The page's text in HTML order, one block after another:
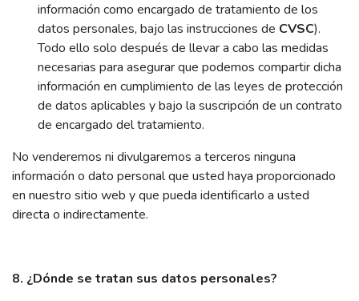
información como encargado de tratamiento de los
datos personales, bajo las instrucciones de CVSC).
Todo ello solo después de llevar a cabo las medidas
necesarias para asegurar que podemos compartir dicha
información en cumplimiento de las leyes de protección
de datos aplicables y bajo la suscripción de un contrato
de encargado del tratamiento.
No venderemos ni divulgaremos a terceros ninguna
información o dato personal que usted haya proporcionado
en nuestro sitio web y que pueda identificarlo a usted
directa o indirectamente.
8. ¿Dónde se tratan sus datos personales?